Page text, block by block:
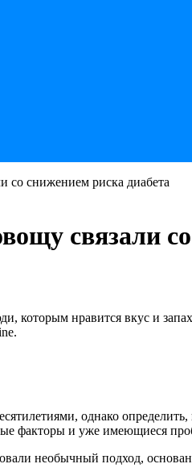
со снижением риска диабета
связали
которым нравится вкус и
однако
факторы и уже имеющиеся
необычный подход,